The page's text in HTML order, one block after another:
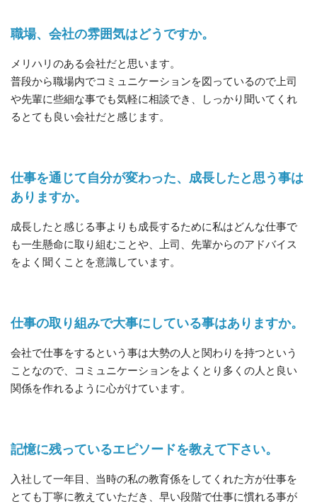
職場、会社の雰囲気はどうですか。
メリハリのある会社だと思います。
普段から職場内でコミュニケーションを図っているので上司
や先輩に些細な事でも気軽に相談でき、しっかり聞いてくれ
るとても良い会社だと感じます。
仕事を通じて自分が変わった、成長したと思う事は
ありますか。
成長したと感じる事よりも成長するために私はどんな仕事で
も一生懸命に取り組むことや、上司、先輩からのアドバイス
をよく聞くことを意識しています。
仕事の取り組みで大事にしている事はありますか。
会社で仕事をするという事は大勢の人と関わりを持つという
ことなので、コミュニケーションをよくとり多くの人と良い
関係を作れるように心がけています。
記憶に残っているエピソードを教えて下さい。
入社して一年目、当時の私の教育係をしてくれた方が仕事を
とても丁寧に教えていただき、早い段階で仕事に慣れる事が